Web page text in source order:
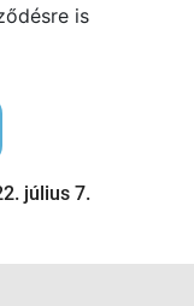
is
július 7.